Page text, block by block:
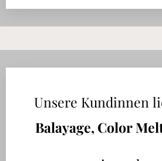
Unsere Kundinnen
Balayage, Color